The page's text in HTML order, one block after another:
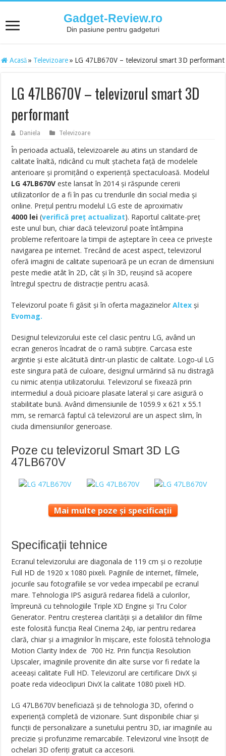
Gadget-Review.ro
Din pasiune pentru gadgeturi
Acasă » Televizoare » LG 47LB670V – televizorul smart 3D performant
LG 47LB670V – televizorul smart 3D
performant
Daniela Televizoare
În perioada actuală, televizoarele au atins un standard de
calitate înaltă, ridicând cu mult ștacheta față de modelele
anterioare și promițând o experiență spectaculoasă. Modelul
LG 47LB670V este lansat în 2014 și răspunde cererii
utilizatorilor de a fi în pas cu trendurile din social media și
online. Prețul pentru modelul LG este de aproximativ
4000 lei (verifică preț actualizat). Raportul calitate-preț
este unul bun, chiar dacă televizorul poate întâmpina
probleme referitoare la timpii de așteptare în ceea ce privește
navigarea pe internet. Trecând de acest aspect, televizorul
oferă imagini de calitate superioară pe un ecran de dimensiuni
peste medie atât în 2D, cât și în 3D, reușind să acopere
întregul spectru de distracție pentru acasă.
Televizorul poate fi găsit și în oferta magazinelorAltex și
Evomag.
Designul televizorului este cel clasic pentru LG, având un
ecran generos încadrat de o ramă subțire. Carcasa este
argintie și este alcătuită dintr-un plastic de calitate. Logo-ul LG
este singura pată de culoare, designul urmărind să nu distragă
cu nimic atenția utilizatorului. Televizorul se fixează prin
intermediul a două picioare plasate lateral și care asigură o
stabilitate bună. Având dimensiunile de 1059.9 x 621 x 55.1
mm, se remarcă faptul că televizorul are un aspect slim, în
ciuda dimensiunilor generoase.
Poze cu televizorul Smart 3D LG
47LB670V
Mai multe poze și specificații
Specificații tehnice
Ecranul televizorului are diagonala de 119 cm și o rezoluție
Full HD de 1920 x 1080 pixeli. Paginile de internet, filmele,
jocurile sau fotografiile se vor vedea impecabil pe ecranul
mare. Tehnologia IPS asigură redarea fidelă a culorilor,
împreună cu tehnologiile Triple XD Engine și Tru Color
Generator. Pentru creșterea clarității și a detaliilor din filme
este folosită funcția Real Cinema 24p, iar pentru redarea
clară, chiar și a imaginilor în mișcare, este folosită tehnologia
Motion Clarity Index de 700 Hz. Prin funcția Resolution
Upscaler, imaginile provenite din alte surse vor fi redate la
aceeași calitate Full HD. Televizorul are certificare DivX și
poate reda videoclipuri DivX la calitate 1080 pixeli HD.
LG 47LB670V beneficiază și de tehnologia 3D, oferind o
experiență completă de vizionare. Sunt disponibile chiar și
funcții de personalizare a sunetului pentru 3D, iar imaginile au
precizie și profunzime remarcabile. Televizorul vine însoțit de
ochelari 3D oferiți gratuit ca accesorii.